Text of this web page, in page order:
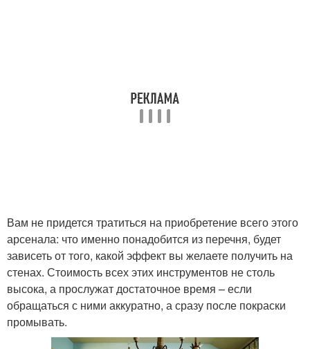
Вам не придется тратиться на приобретение всего этого
арсенала: что именно понадобится из перечня, будет
зависеть от того, какой эффект вы желаете получить на
стенах. Стоимость всех этих инструментов не столь
высока, а прослужат достаточное время – если
обращаться с ними аккуратно, а сразу после покраски
промывать.